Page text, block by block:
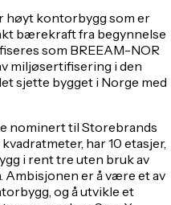
høyt kontorbygg som er
bærekraft fra begynnelse
som BREEAM-NOR
miljøsertifisering i den
sjette bygget i Norge med
nominert til Storebrands
har 10 etasjer,
i rent tre uten bruk av
Ambisjonen er å være et av
og å utvikle et